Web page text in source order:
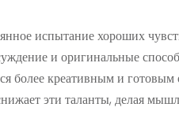
испытание хороших
и оригинальные
более креативным и
эти таланты, делая